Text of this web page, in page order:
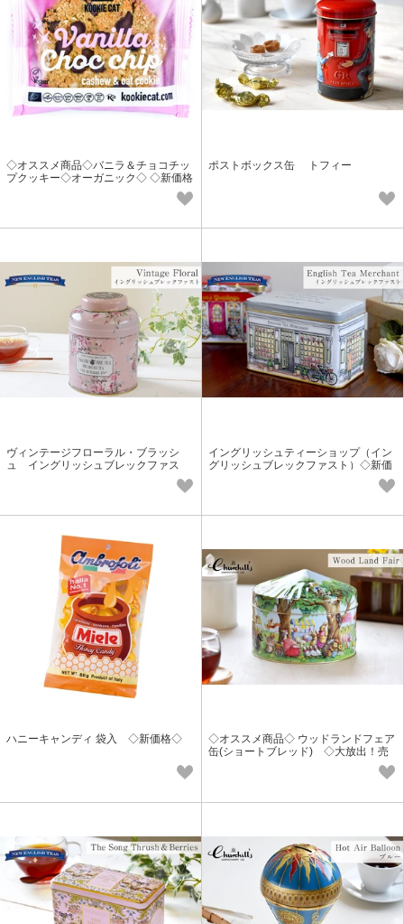
◇オススメ商品◇バニラ＆チョコチッ
プクッキー◇オーガニック◇ ◇新価格
ポストボックス缶 トフィー
ヴィンテージフローラル・ブラッシ
ュ イングリッシュブレックファス
イングリッシュティーショップ（イン
グリッシュブレックファスト）◇新価
ハニーキャンディ 袋入 ◇新価格◇
◇オススメ商品◇ ウッドランドフェア
缶(ショートブレッド) ◇大放出！売